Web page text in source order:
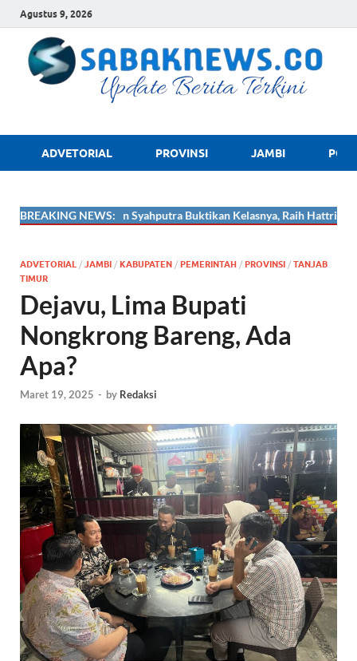
Agustus 9, 2026
ADVETORIAL PROVINSI JAMBI
BREAKING NEWS:
🔴Ade Mardian Syahputra Buktikan Kelasnya, Raih Hattrick Medali
ADVETORIAL / JAMBI / KABUPATEN / PEMERINTAH / PROVINSI / TANJAB
TIMUR
Dejavu, Lima Bupati
Nongkrong Bareng, Ada
Apa?
Maret 19, 2025 - by Redaksi